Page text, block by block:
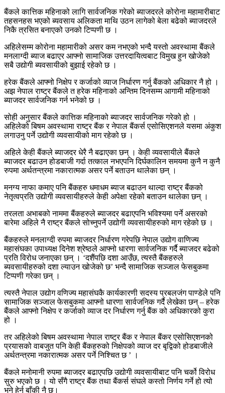
बैंकले कात्तिक महिनाको लागि सार्वजनिक गरेको ब्याजदरले कोरोना महामारीबाट
तहसनहस भएको ब्यवसाय अलिकता माथि उठन लागेको बेला बढेको ब्याजदरले
निकै त्रसित बनाएको उनको टिप्पणी छ ।
अहिलेसम्म कोरोना महामारीको असर कम नभएको भन्दै यस्तो अवस्थामा बैंकले
मनलाग्दी ब्याज बढाएर आफ्नो सामाजिक उत्तरदायित्वबाट विमुख हुन खोजेको
सबै उद्योगी ब्यवसायीको बुझाई रहेको छ ।
हरेक बैंकले आफ्नो निक्षेप र कर्जाको व्याज निर्धारण गर्नु बैंकको अधिकार नै हो ।
अझ नेपाल राष्ट्र बैंकले त हरेक महिनाको अन्तिम दिनसम्म आगामी महिनाको
ब्याजदर सार्वजनिक गर्न भनेको छ ।
सोही अनुसार बैंकले कात्तिक महिनाको ब्याजदर सार्वजनिक गरेको हो ।
अहिलेको बिषम अवस्थामा राष्ट्र बैंक र नेपाल बैंकर्स एसोसिएशनले यसमा अंकुश
लगाउनु पर्ने उद्योगी व्यवसायीको माग रहेको छ ।
अहिले केही बैंकले ब्याजदर धेरै नै बढाएका छन् । केही व्यवसायीले बैंकले
ब्याजदर बढाउन होडबाजी गर्दा तत्काल नभएपनि दिर्घकालिन समयमा कुनै न कुनै
रुपमा अर्थतन्त्रमा नकारात्मक असर पर्ने बताउन थालेका छन् ।
मनग्य नाफा कमाए पनि बैंकहरु धमाधम ब्याज बढाउन थाल्दा राष्ट्र बैंकको
नेतृत्वप्रति उद्योगी व्यवसायीहरुले केही अपेक्षा रहेको बताउन थालेका छन् ।
तरलता अभाबको नाममा बैंकहरुले ब्याजदर बढाएपनि भविश्यमा पर्ने असरको
बारेमा अहिले नै राष्ट्र बैंकले सोच्नुपर्ने उद्योगी व्यवसायीहरुको माग रहेको छ ।
बैंकहरुले मनलाग्दी रुपमा ब्याजदर निर्धारण गरेपछि नेपाल उद्योग वाणिज्य
महासंघका उपाध्यक्ष दिनेश श्रेष्ठले आफ्नो धारणा सार्वजनिक गर्दै ब्याजदर बढेको
प्रति विरोध जनाएका छन् । ‘दशैंपछि दशा आउँछ, त्यस्तै बैंकहरुले
ब्यवसायीहरुको दशा ल्याउन खोजेको छ’ भन्दै सामाजिक सञ्जाल फेसबुकमा
टिप्पणी गरेका छन् ।
त्यस्तै नेपाल उद्योग वणिज्य महासंघकै कार्यकारणी सदस्य प्रबलजंग पाण्डेले पनि
सामाजिक सञ्जाल फेसबुकमा आफ्नो धारणा सार्वजनिक गर्दै लेखेका छन् – हरेक
बैंकले आफ्नो निक्षेप र कर्जाको व्याज दर निर्धारण गर्नु बैंक को अधिकारको कुरा
हो ।
तर अहिलेको बिषम अवस्थामा नेपाल राष्ट्र बैंक र नेपाल बैंकर एसोसिएशनको
प्रयासको वाबजुत पनि केही बैंकहरुको निक्षेपको व्याज दर बृद्विको होडबाजीले
अर्थतन्त्रमा नकारात्मक असर पर्ने निश्चित छ ’ ।
बैंकले मनोमानी रुपमा ब्याजदर बढाएपछि उद्योगी व्यवसायीबाट पनि चर्को विरोध
सुरु भएको छ । यो सँगै राष्ट्र बैंक तथा बैंकर्स संघले कस्तो निर्णय गर्ने हो त्यो
भने हेर्न बाँकी नै छ।